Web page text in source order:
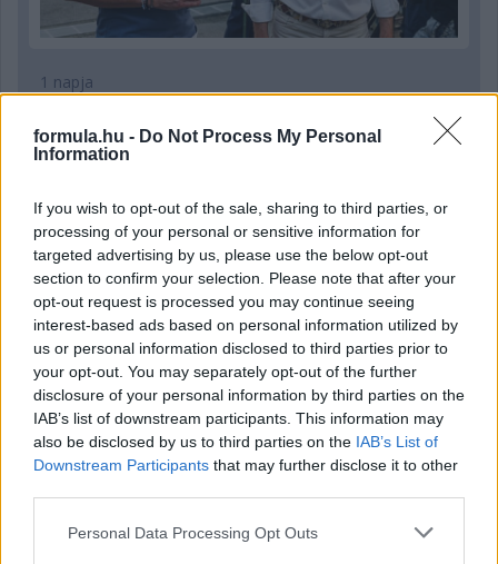
formula.hu - Do Not Process My Personal
Information
If you wish to opt-out of the sale, sharing to third parties, or
processing of your personal or sensitive information for
targeted advertising by us, please use the below opt-out
section to confirm your selection. Please note that after your
opt-out request is processed you may continue seeing
interest-based ads based on personal information utilized by
us or personal information disclosed to third parties prior to
your opt-out. You may separately opt-out of the further
disclosure of your personal information by third parties on the
IAB’s list of downstream participants. This information may
also be disclosed by us to third parties on the IAB’s List of
Downstream Participants that may further disclose it to other
Please note that this website/app uses one or more Google
Personal Data Processing Opt Outs
1 napja
Malajziában
1 napja
Ilyen lehet a jövő F1-es szabályrendszere Domenicali